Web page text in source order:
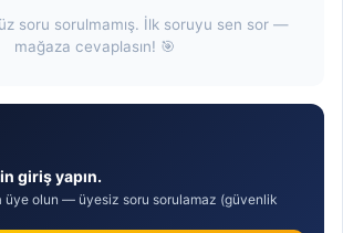
soru sorulmamış. İlk soruyu sen sor —
mağaza cevaplasın! 🎯
giriş yapın.
üye olun — üyesiz soru sorulamaz (güvenlik